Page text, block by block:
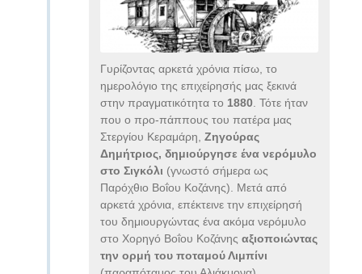
Γυρίζοντας αρκετά χρόνια πίσω, το
ημερολόγιο της επιχείρησής μας ξεκινά
στην πραγματικότητα το 1880. Τότε ήταν
που ο προ-πάππους του πατέρα μας
Στεργίου Κεραμάρη, Ζηγούρας
Δημήτριος, δημιούργησε ένα νερόμυλο
στο Σιγκόλι (γνωστό σήμερα ως
Παρόχθιο Βοΐου Κοζάνης). Μετά από
αρκετά χρόνια, επέκτεινε την επιχείρησή
του δημιουργώντας ένα ακόμα νερόμυλο
στο Χορηγό Βοΐου Κοζάνης αξιοποιώντας
την ορμή του ποταμού Λιμπίνι